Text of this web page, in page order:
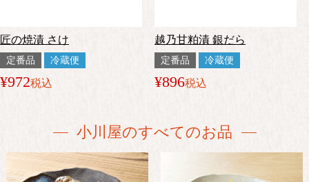
匠の焼漬 さけ
定番品 冷蔵便
¥972税込
越乃甘粕漬 銀だら
定番品 冷蔵便
¥896税込
小川屋のすべてのお品